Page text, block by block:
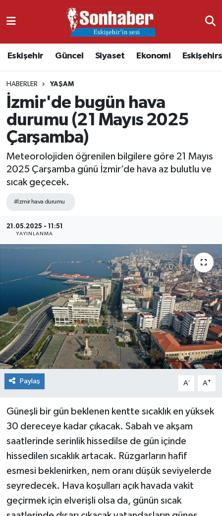
Eskişehir Güncel Siyaset Ekonomi
HABERLER YAŞAM
İzmir'de bugün hava
durumu (21 Mayıs 2025
Çarşamba)
Meteorolojiden öğrenilen bilgilere göre 21 Mayıs
2025 Çarşamba günü İzmir’de hava az bulutlu ve
sıcak geçecek.
#Izmir hava durumu
21.05.2025 - 11:51
YAYINLANMA
Paylaş A- A+
Güneşli bir gün beklenen kentte sıcaklık en yüksek
30 dereceye kadar çıkacak. Sabah ve akşam
saatlerinde serinlik hissedilse de gün içinde
hissedilen sıcaklık artacak. Rüzgarların hafif
esmesi beklenirken, nem oranı düşük seviyelerde
seyredecek. Hava koşulları açık havada vakit
geçirmek için elverişli olsa da, günün sıcak
Ekonomi
Kültür & Sanat
Magazin
Resmi İlanlar
Nöbetçi Eczaneler
Namaz Vakitleri
Trafik Durumu
Süper Lig Puan Durumu ve Fikstür
Tüm Manşetler
Son Dakika Haberleri